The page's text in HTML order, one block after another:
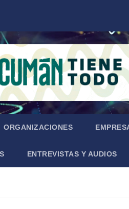
ORGANIZACIONES
ENTREVISTAS Y AUDIOS